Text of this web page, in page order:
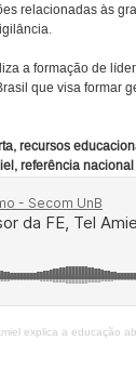
relacionadas às
a formação de
que visa formar
recursos
referência
explica a educação